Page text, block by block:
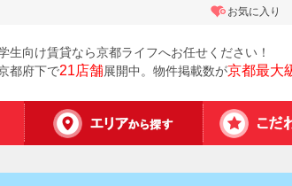
生向け賃貸なら京都ライフへお任せください！
都府下で21店舗展開中。物件掲載数が京都最大
お気に入り